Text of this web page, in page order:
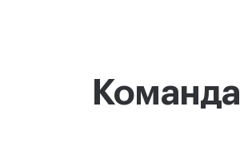
Команда